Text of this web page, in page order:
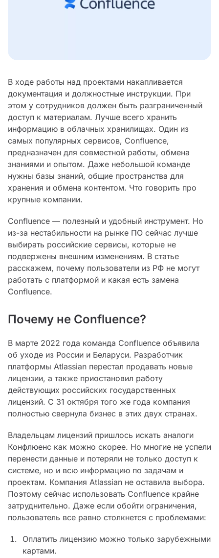
В ходе работы над проектами накапливается
документация и должностные инструкции. При
этом у сотрудников должен быть разграниченный
доступ к материалам. Лучше всего хранить
информацию в облачных хранилищах. Один из
самых популярных сервисов, Confluence,
предназначен для совместной работы, обмена
знаниями и опытом. Даже небольшой команде
нужны базы знаний, общие пространства для
хранения и обмена контентом. Что говорить про
крупные компании.
Confluence — полезный и удобный инструмент. Но
из-за нестабильности на рынке ПО сейчас лучше
выбирать российские сервисы, которые не
подвержены внешним изменениям. В статье
расскажем, почему пользователи из РФ не могут
работать с платформой и какая есть замена
Confluence.
Почему не Confluence?
В марте 2022 года команда Confluence объявила
об уходе из России и Беларуси. Разработчик
платформы Atlassian перестал продавать новые
лицензии, а также приостановил работу
действующих российских государственных
лицензий. С 31 октября того же года компания
полностью свернула бизнес в этих двух странах.
Владельцам лицензий пришлось искать аналоги
Конфлюенс как можно скорее. Но многие не успели
перенести данные и потеряли не только доступ к
системе, но и всю информацию по задачам и
проектам. Компания Atlassian не оставила выбора.
Поэтому сейчас использовать Confluence крайне
затруднительно. Даже если обойти ограничения,
пользователь все равно столкнется с проблемами:
Оплатить лицензию можно только зарубежными
картами.